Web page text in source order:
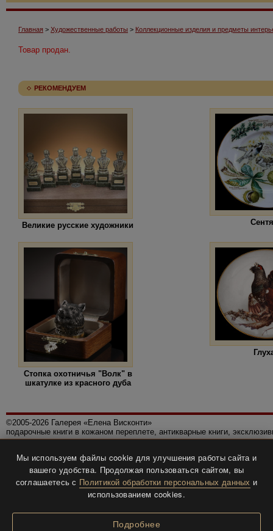
Главная > Художественные работы > Коллекционные изделия и предметы
Товар продан.
РЕКОМЕНДУЕМ
Великие русские художники
Стопка охотничья "Волк" в
шкатулке из красного дуба
©2005-2026 Галерея «Елена Висконти»
подарочные книги в кожаном переплете, антикварные книги,
Политика конфиденциальности
Все права защищены.
Разработка и дизайнBTV-info.
Мы используем файлы cookie для улучшения работы сайта и
вашего удобства. Продолжая пользоваться сайтом, вы
соглашаетесь с Политикой обработки персональных данных и
использованием cookies.
Подробнее